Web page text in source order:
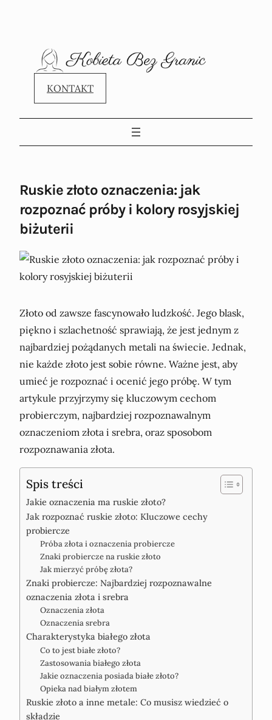
KONTAKT
Ruskie złoto oznaczenia: jak
rozpoznać próby i kolory rosyjskiej
biżuterii
Złoto od zawsze fascynowało ludzkość. Jego blask,
piękno i szlachetność sprawiają, że jest jednym z
najbardziej pożądanych metali na świecie. Jednak,
nie każde złoto jest sobie równe. Ważne jest, aby
umieć je rozpoznać i ocenić jego próbę. W tym
artykule przyjrzymy się kluczowym cechom
probierczym, najbardziej rozpoznawalnym
oznaczeniom złota i srebra, oraz sposobom
rozpoznawania złota.
Spis treści
Jakie oznaczenia ma ruskie złoto?
Jak rozpoznać ruskie złoto: Kluczowe cechy
probiercze
Próba złota i oznaczenia probiercze
Znaki probiercze na ruskie złoto
Jak mierzyć próbę złota?
Znaki probiercze: Najbardziej rozpoznawalne
oznaczenia złota i srebra
Oznaczenia złota
Oznaczenia srebra
Charakterystyka białego złota
Co to jest białe złoto?
Zastosowania białego złota
Jakie oznaczenia posiada białe złoto?
Opieka nad białym złotem
Ruskie złoto a inne metale: Co musisz wiedzieć o
składzie